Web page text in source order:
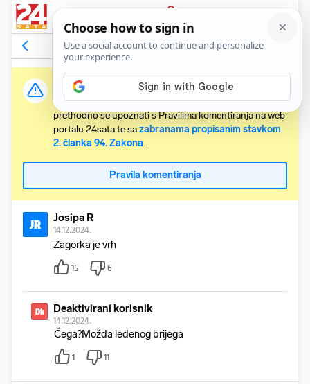
PRIJAVA
Odgovori na komentar Vidi članak
Važna obavijest:
Svaki korisnik koji želi komentirati članke obvezan je
prethodno se upoznati s Pravilima komentiranja na web
portalu 24sata te sazabranama propisanim stavkom
2. članka 94. Zakona .
Pravila komentiranja
JR Josipa R
14.12.2024.
Zagorka je vrh
15 6
Dk Deaktivirani korisnik
14.12.2024.
Čega?Možda ledenog brijega
1 11